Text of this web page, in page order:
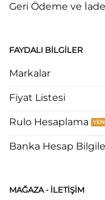
Geri Ödeme ve İade
FAYDALI BILGILER
Markalar
Fiyat Listesi
Rulo Hesaplama
Banka Hesap
MAĞAZA - ILETIŞIM